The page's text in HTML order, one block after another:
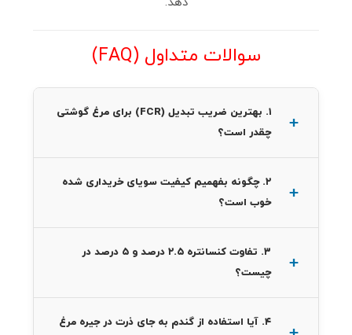
سوالات متداول (FAQ)
۱. بهترین ضریب تبدیل (FCR) برای مرغ گوشتی
چقدر است؟
۲. چگونه بفهمیم کیفیت سویای خریداری شده
خوب است؟
۳. تفاوت کنسانتره ۲.۵ درصد و ۵ درصد در
چیست؟
۴. آیا استفاده از گندم به جای ذرت در جیره مرغ